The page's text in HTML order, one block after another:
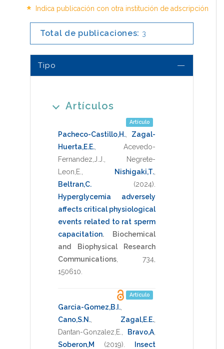
* Indica publicación con otra institución de adscripción
Total de publicaciones: 3
Tipo
Artículos
Artículo
Pacheco-Castillo,H.
Zagal-
Huerta,E.E.
Acevedo-
Fernandez,J.J.
Negrete-
Leon,E.
Nishigaki,T.
Beltran,C.
(2024)
Hyperglycemia adversely
affects critical physiological
events related to rat sperm
capacitation.
Biochemical
and Biophysical Research
Communications
734
150610
Artículo
Garcia-Gomez,B.I.
Cano,S.N.
Zagal,E.E.
Dantan-Gonzalez,E.
Bravo,A
Soberon,M
(2019)
Insect